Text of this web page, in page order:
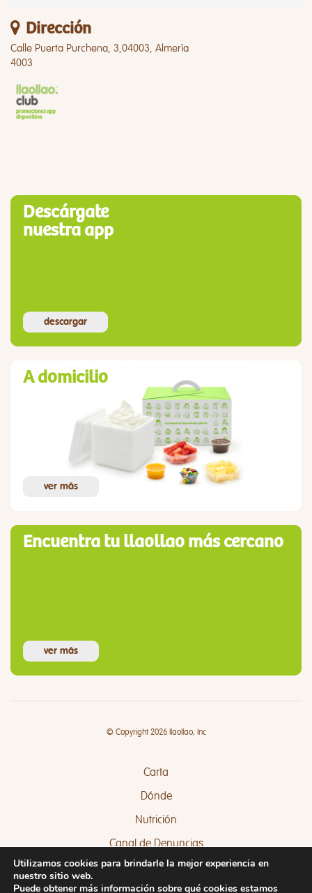
Dirección
Calle Puerta Purchena, 3,04003, Almería
4003
Descárgate
nuestra app
descargar
A domicilio
ver más
Encuentra tu llaollao más cercano
ver más
© Copyright 2026 llaollao, Inc
Carta
Dónde
Nutrición
Canal de Denuncias
Quejas y Sugerencias
Utilizamos cookies para brindarle la mejor experiencia en
nuestro sitio web.
Puede obtener más información sobre qué cookies estamos